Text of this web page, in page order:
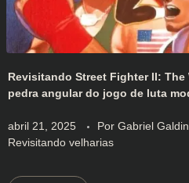
Revisitando Street Fighter II: The
pedra angular do jogo de luta
abril 21, 2025 Por Gabriel
Revisitando velharias